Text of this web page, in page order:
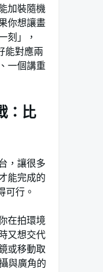
加裝隨機
你想讓畫
刻」，
能對應兩
、一個講重
：比
，讓很多
能完成的
可行。
在拍環境
又想交代
或移動取
與廣角的